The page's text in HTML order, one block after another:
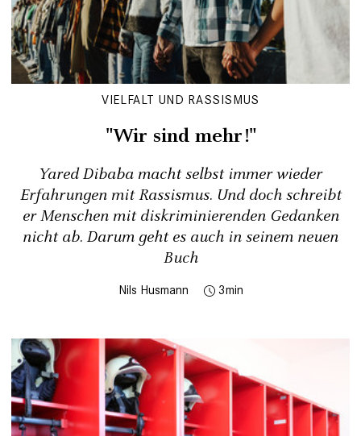
VIELFALT UND RASSISMUS
"Wir sind mehr!"
Yared Dibaba macht selbst immer wieder
Erfahrungen mit Rassismus. Und doch schreibt
er Menschen mit diskriminierenden Gedanken
nicht ab. Darum geht es auch in seinem neuen
Buch
Nils Husmann 3